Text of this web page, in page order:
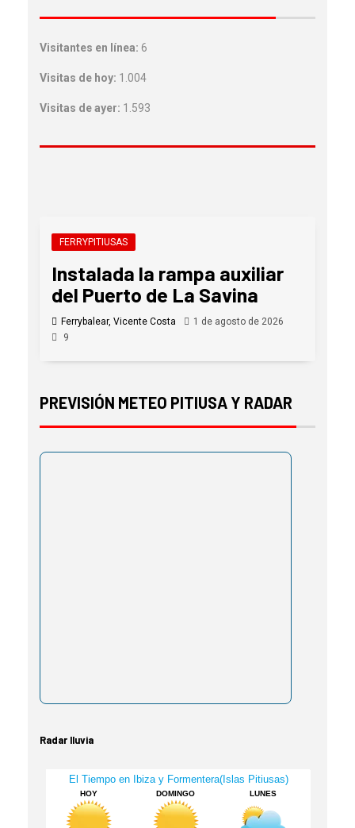
Visitantes en línea: 6
Visitas de hoy: 1.004
Visitas de ayer: 1.593
FERRYPITIUSAS
Instalada la rampa auxiliar
del Puerto de La Savina
Ferrybalear, Vicente Costa
1 de agosto de 2026
9
PREVISIÓN METEO PITIUSA Y RADAR
Radar lluvia